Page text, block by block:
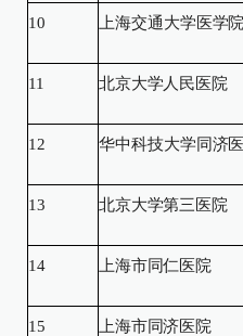
10 上海交通大学医学
11 北京大学人民医院
12 华中科技大学同济
13 北京大学第三医院
14 上海市同仁医院
15 上海市同济医院